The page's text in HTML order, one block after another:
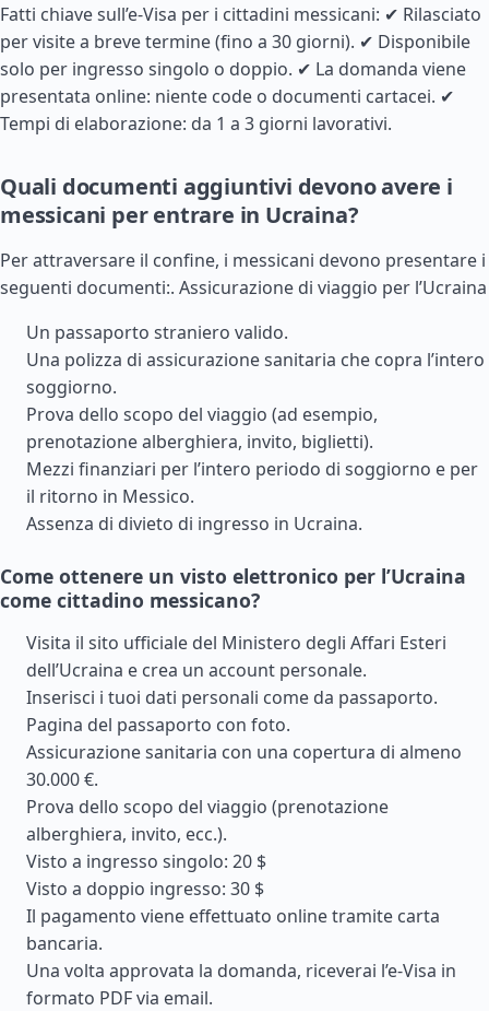
Fatti chiave sull’e-Visa per i cittadini messicani: ✔ Rilasciato
per visite a breve termine (fino a 30 giorni). ✔ Disponibile
solo per ingresso singolo o doppio. ✔ La domanda viene
presentata online: niente code o documenti cartacei. ✔
Tempi di elaborazione: da 1 a 3 giorni lavorativi.
Quali documenti aggiuntivi devono avere i
messicani per entrare in Ucraina?
Per attraversare il confine, i messicani devono presentare i
seguenti documenti:. Assicurazione di viaggio per l’Ucraina
Un passaporto straniero valido.
Una polizza di assicurazione sanitaria che copra l’intero
soggiorno.
Prova dello scopo del viaggio (ad esempio,
prenotazione alberghiera, invito, biglietti).
Mezzi finanziari per l’intero periodo di soggiorno e per
il ritorno in Messico.
Assenza di divieto di ingresso in Ucraina.
Come ottenere un visto elettronico per l’Ucraina
come cittadino messicano?
Visita il sito ufficiale del Ministero degli Affari Esteri
dell’Ucraina e crea un account personale.
Inserisci i tuoi dati personali come da passaporto.
Pagina del passaporto con foto.
Assicurazione sanitaria con una copertura di almeno
30.000 €.
Prova dello scopo del viaggio (prenotazione
alberghiera, invito, ecc.).
Visto a ingresso singolo: 20 $
Visto a doppio ingresso: 30 $
Il pagamento viene effettuato online tramite carta
bancaria.
Una volta approvata la domanda, riceverai l’e-Visa in
formato PDF via email.